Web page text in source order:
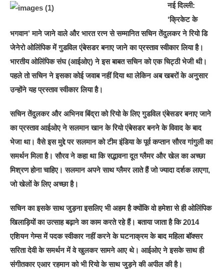
नई दिल्ली:
‘क्रिकेट के
भगवान’ माने जाने वाले और भारत रत्न से सम्मानित सचिन तेंदुलकर ने रियो डि
जेनेरो ओलिंपिक में गुडविल एंबेसडर बनाए जाने का प्रस्ताव स्वीकार लिया है।
भारतीय ओलिंपिक संघ (आईओए) ने इस बाबत सचिन को एक चिट्ठी भेजी थी।
पहले तो सचिन ने इसका कोई जवाब नहीं दिया था लेकिन अब खबरों के अनुसार
उन्होंने यह प्रस्ताव स्वीकार लिया है।
सचिन तेंदुलकर और अभिनव बिंद्रा को रियो के लिए गुडविल एंबेसडर बनाए जाने
का प्रस्ताव आईओए ने सलमान खान के रियो एंबेसडर बनने के विवाद के बाद
भेजा था। वैसे इस मुद्दे पर सलमान को टीम इंडिया के पूर्व कप्तान सौरव गांगुली का
समर्थन मिला है। सौरव ने कहा था कि सद्भावना दूत ग्लैमर और खेल का अच्छा
मिश्रण होना चाहिए। सलमान अपने साथ ग्लैमर लाते हैं जो ज्यादा दर्शक लाएगा,
जो खेलों के लिए अच्छा है।
सचिन का इसके साथ जुड़ना इसलिए भी अहम है क्योंकि वो हमेशा से ही ओलिंपिक
खिलाड़ियों का उत्साह बढ़ाने का काम करते रहे हैं। बताया जाता है कि 2014
एशियन गेम्स में पदक स्वीकार नहीं करने के घटनाक्रम के बाद महिला बॉक्सर
सरिता देवी के समर्थन में वे खुलकर सामने आए थे। आईओए ने इसके साथ ही
संगीतकार एआर रहमान को भी रियो के साथ जुड़ने की अपील की है।